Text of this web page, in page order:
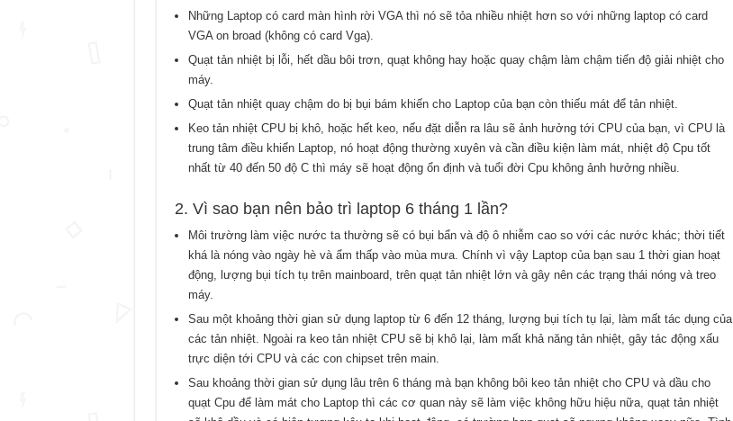
Những Laptop có card màn hình rời VGA thì nó sẽ tỏa nhiều nhiệt hơn so với những laptop có card
VGA on broad (không có card Vga).
Quạt tản nhiệt bị lỗi, hết dầu bôi trơn, quạt không hay hoặc quay chậm làm chậm tiến độ giải nhiệt cho
máy.
Quạt tản nhiệt quay chậm do bị bụi bám khiến cho Laptop của bạn còn thiếu mát để tản nhiệt.
Keo tản nhiệt CPU bị khô, hoặc hết keo, nếu đặt diễn ra lâu sẽ ảnh hưởng tới CPU của bạn, vì CPU là
trung tâm điều khiển Laptop, nó hoạt động thường xuyên và cần điều kiện làm mát, nhiệt độ Cpu tốt
nhất từ 40 đến 50 độ C thì máy sẽ hoạt động ổn định và tuổi đời Cpu không ảnh hưởng nhiều.
2. Vì sao bạn nên bảo trì laptop 6 tháng 1 lần?
Môi trường làm việc nước ta thường sẽ có bụi bẩn và độ ô nhiễm cao so với các nước khác; thời tiết
khá là nóng vào ngày hè và ẩm thấp vào mùa mưa. Chính vì vậy Laptop của bạn sau 1 thời gian hoạt
động, lượng bụi tích tụ trên mainboard, trên quạt tản nhiệt lớn và gây nên các trạng thái nóng và treo
máy.
Sau một khoảng thời gian sử dụng laptop từ 6 đến 12 tháng, lượng bụi tích tụ lại, làm mất tác dụng của
các tản nhiệt. Ngoài ra keo tản nhiệt CPU sẽ bị khô lại, làm mất khả năng tản nhiệt, gây tác động xấu
trực diện tới CPU và các con chipset trên main.
Sau khoảng thời gian sử dụng lâu trên 6 tháng mà bạn không bôi keo tản nhiệt cho CPU và dầu cho
quạt Cpu để làm mát cho Laptop thì các cơ quan này sẽ làm việc không hữu hiệu nữa, quạt tản nhiệt